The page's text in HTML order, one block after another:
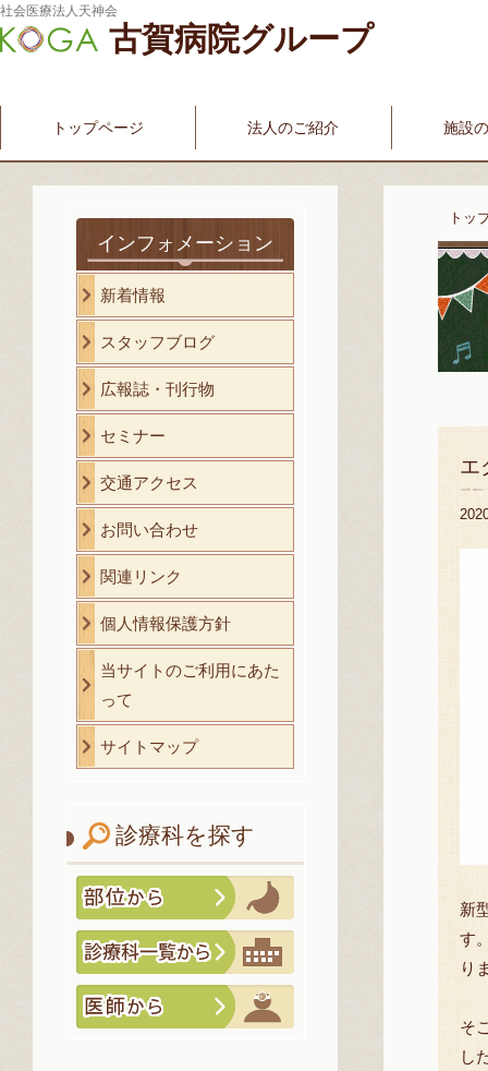
社会医療法人天神会
古賀病院グループ
トップページ 法人のご紹介 施設
新古賀みなみ病院 新古賀クリニック
インフォメーション
新着情報
スタッフブログ
広報誌・刊行物
セミナー
交通アクセス
お問い合わせ
関連リンク
個人情報保護方針
当サイトのご利用にあた
って
サイトマップ
診療科を探す
トッ
エ
新
す
り
そ
し